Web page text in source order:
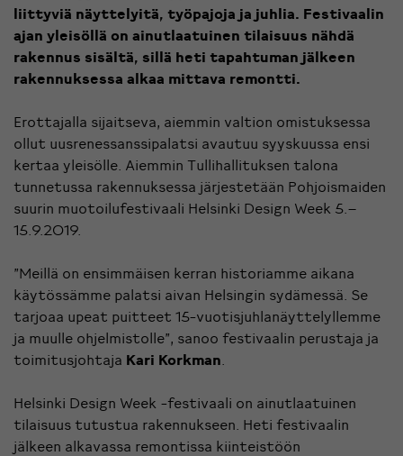
liittyviä näyttelyitä, työpajoja ja juhlia. Festivaalin
ajan yleisöllä on ainutlaatuinen tilaisuus nähdä
rakennus sisältä, sillä heti tapahtuman jälkeen
rakennuksessa alkaa mittava remontti.
Erottajalla sijaitseva, aiemmin valtion omistuksessa
ollut uusrenessanssipalatsi avautuu syyskuussa ensi
kertaa yleisölle. Aiemmin Tullihallituksen talona
tunnetussa rakennuksessa järjestetään Pohjoismaiden
suurin muotoilufestivaali Helsinki Design Week 5.–
15.9.2019.
”Meillä on ensimmäisen kerran historiamme aikana
käytössämme palatsi aivan Helsingin sydämessä. Se
tarjoaa upeat puitteet 15-vuotisjuhlanäyttelyllemme
ja muulle ohjelmistolle”, sanoo festivaalin perustaja ja
toimitusjohtaja Kari Korkman
Helsinki Design Week -festivaali on ainutlaatuinen
tilaisuus tutustua rakennukseen. Heti festivaalin
jälkeen alkavassa remontissa kiinteistöön